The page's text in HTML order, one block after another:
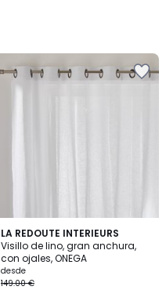
LA REDOUTE INTERIEURS
Visillo de lino, gran anchura,
con ojales, ONEGA
desde
149.00 €
5
/
5
4
Colores